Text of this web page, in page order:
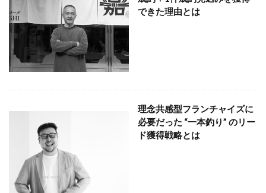
できた理由とは
理念共感型フランチャイズに
必要だった “一本釣り” のリー
ド獲得戦略とは